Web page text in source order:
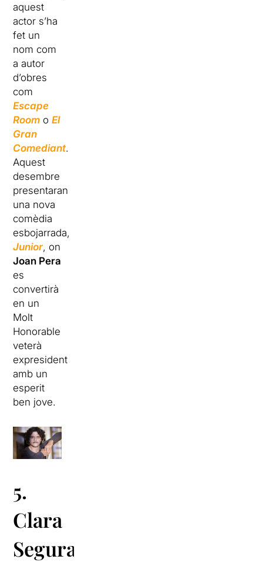
aquest
actor s’ha
fet un
nom com
a autor
d’obres
com
Escape
Room oEl
Gran
Comediant.
Aquest
desembre
presentaran
una nova
comèdia
esbojarrada,
Junior, on
Joan Pera
es
convertirà
en un
Molt
Honorable
veterà
expresident
amb un
esperit
ben jove.
5.
Clara
Segura